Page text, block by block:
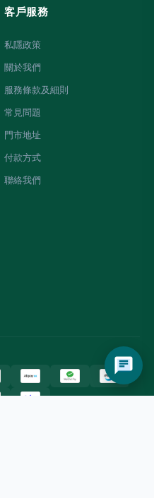
客戶服務
私隱政策
關於我們
服務條款及細則
常見問題
門市地址
付款方式
聯絡我們